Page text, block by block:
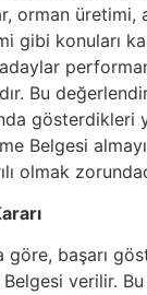
orman
gibi konuları
Bu
gösterdikleri
Belgesi
olmak
göre, başarı
verilir.